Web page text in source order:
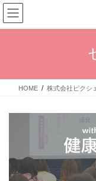
コ
ン
テ
ス
ナ
ビ
ゲ
ン
HOME 株式会社ピクシ